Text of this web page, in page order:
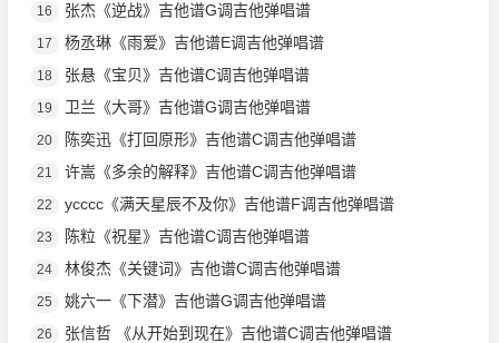
16 张杰《逆战》吉他谱G调吉他弹唱谱
17 杨丞琳《雨爱》吉他谱E调吉他弹唱谱
18 张悬《宝贝》吉他谱C调吉他弹唱谱
19 卫兰《大哥》吉他谱G调吉他弹唱谱
20 陈奕迅《打回原形》吉他谱C调吉他弹唱谱
21 许嵩《多余的解释》吉他谱C调吉他弹唱谱
22 ycccc《满天星辰不及你》吉他谱F调吉他弹唱谱
23 陈粒《祝星》吉他谱C调吉他弹唱谱
24 林俊杰《关键词》吉他谱C调吉他弹唱谱
25 姚六一《下潜》吉他谱G调吉他弹唱谱
26 张信哲 《从开始到现在》吉他谱C调吉他弹唱谱